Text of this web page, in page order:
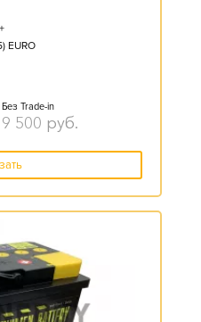
EURO
Без Trade-in
9 500 руб.